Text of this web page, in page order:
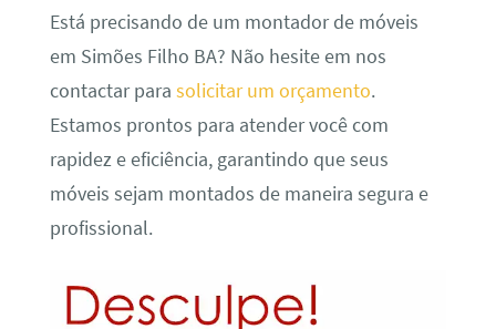
Está precisando de um montador de móveis
em Simões Filho BA? Não hesite em nos
contactar para solicitar um orçamento.
Estamos prontos para atender você com
rapidez e eficiência, garantindo que seus
móveis sejam montados de maneira segura e
profissional.